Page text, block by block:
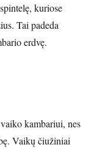
kuriose
Tai padeda
erdvę.
kambariui, nes
Vaikų čiužiniai